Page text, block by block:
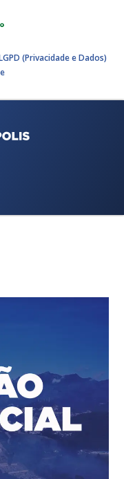
(Privacidade e Dados)